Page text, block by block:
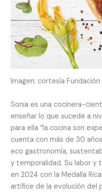
Imagen: cortesía Fundación
Sonia es una cocinera-
enseñar lo que sucede a
para ella “la cocina son
cuenta con más de 30
eco gastronomía,
y temporalidad. Su labor y
en 2024 con la Medalla
artífice de la evolución del